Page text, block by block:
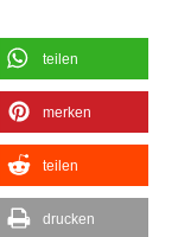
teilen
merken
teilen
drucken